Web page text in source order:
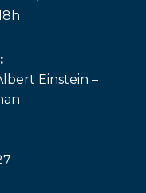
Einstein –